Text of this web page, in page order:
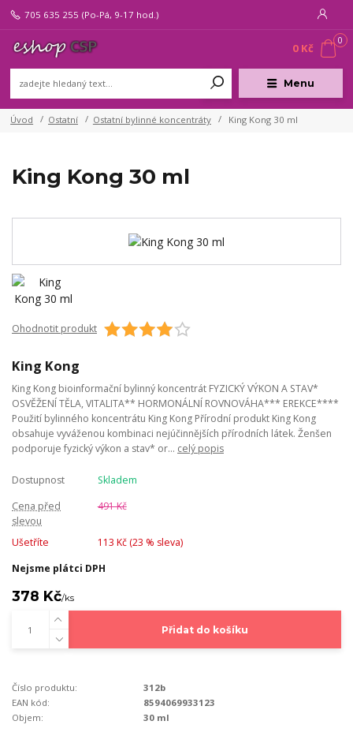
Menu
705 635 255 (Po-Pá, 9-17 hod.)
0
0 Kč
Úvod Ostatní Ostatní bylinné koncentráty King Kong 30 ml
King Kong 30 ml
Ohodnotit produkt
King Kong
King Kong bioinformační bylinný koncentrát FYZICKÝ VÝKON A STAV*
OSVĚŽENÍ TĚLA, VITALITA** HORMONÁLNÍ ROVNOVÁHA*** EREKCE****
Použití bylinného koncentrátu King Kong Přírodní produkt King Kong
obsahuje vyváženou kombinaci nejúčinnějších přírodních látek. Ženšen
podporuje fyzický výkon a stav* or... celý popis
Dostupnost
Skladem
Cena před
slevou
491 Kč
Ušetříte 113 Kč (23 % sleva)
Nejsme plátci DPH
378 Kč/ks
Přidat do košíku
Číslo produktu:
312b
EAN kód:
8594069933123
Objem:
30 ml